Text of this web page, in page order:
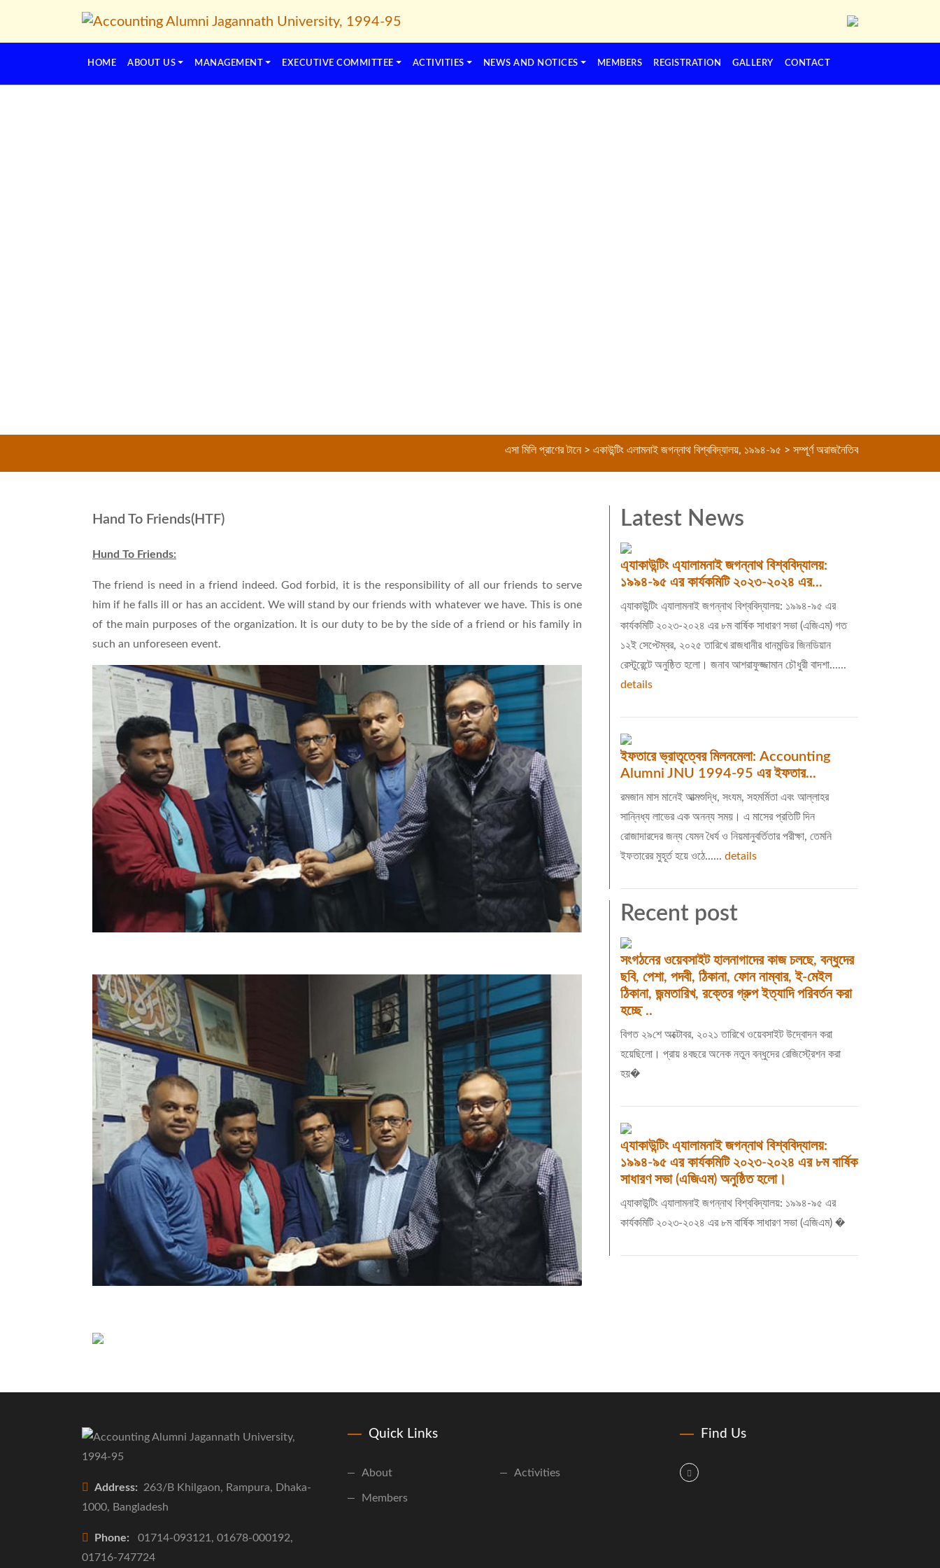
HOME ABOUT US MANAGEMENT EXECUTIVE COMMITTEE ACTIVITIES NEWS AND NOTICES MEMBERS REGISTRATION GALLERY CONTACT
এসা মিলি প্রাণের টানে > একাউন্টিং এলামনাই জগন্নাথ বিশ্ববিদ্যালয়, ১৯৯৪-৯৫ > সম্পূর্ণ অরাজনৈতিক সংগঠন > বন্ধুত্বের বন্ধন
Hand To Friends(HTF)
Hund To Friends:
The friend is need in a friend indeed. God forbid, it is the responsibility of all our friends to serve
him if he falls ill or has an accident. We will stand by our friends with whatever we have. This is one
of the main purposes of the organization. It is our duty to be by the side of a friend or his family in
such an unforeseen event.
Latest News
এ্যাকাউন্টিং এ্যালামনাই জগন্নাথ বিশ্ববিদ্যালয়:
১৯৯৪-৯৫ এর কার্যকমিটি ২০২৩-২০২৪ এর...
এ্যাকাউন্টিং এ্যালামনাই জগন্নাথ বিশ্ববিদ্যালয়: ১৯৯৪-৯৫ এর
কার্যকমিটি ২০২৩-২০২৪ এর ৮ম বার্ষিক সাধারণ সভা (এজিএম) গত
১২ই সেপ্টেম্বর, ২০২৫ তারিখে রাজধানীর ধানমন্ডির জিনডিয়ান
রেস্টুরেন্টে অনুষ্ঠিত হলো। জনাব আশরাফুজ্জামান চৌধুরী বাদশা......
details
ইফতারে ভ্রাতৃত্বের মিলনমেলা: Accounting
Alumni JNU 1994-95 এর ইফতার...
রমজান মাস মানেই আত্মশুদ্ধি, সংযম, সহমর্মিতা এবং আল্লাহর
সান্নিধ্য লাভের এক অনন্য সময়। এ মাসের প্রতিটি দিন
রোজাদারদের জন্য যেমন ধৈর্য ও নিয়মানুবর্তিতার পরীক্ষা, তেমনি
ইফতারের মুহূর্ত হয়ে ওঠে...... details
Recent post
সংগঠনের ওয়েবসাইট হালনাগাদের কাজ চলছে, বন্ধুদের
ছবি, পেশা, পদবী, ঠিকানা, ফোন নাম্বার, ই-মেইল
ঠিকানা, জন্মতারিখ, রক্তের গ্রুপ ইত্যাদি পরিবর্তন করা
হচ্ছে ..
বিগত ২৯শে অক্টোবর, ২০২১ তারিখে ওয়েবসাইট উদ্বোদন করা
হয়েছিলো। প্রায় ৪বছরে অনেক নতুন বন্ধুদের রেজিস্ট্রেশন করা
হয়�
এ্যাকাউন্টিং এ্যালামনাই জগন্নাথ বিশ্ববিদ্যালয়:
১৯৯৪-৯৫ এর কার্যকমিটি ২০২৩-২০২৪ এর ৮ম বার্ষিক
সাধারণ সভা (এজিএম) অনুষ্ঠিত হলো।
এ্যাকাউন্টিং এ্যালামনাই জগন্নাথ বিশ্ববিদ্যালয়: ১৯৯৪-৯৫ এর
কার্যকমিটি ২০২৩-২০২৪ এর ৮ম বার্ষিক সাধারণ সভা (এজিএম) �
Address:
263/B Khilgaon, Rampura, Dhaka-
1000, Bangladesh
Phone:
01714-093121, 01678-000192,
01716-747724
Quick Links
About Activities
Members
Find Us